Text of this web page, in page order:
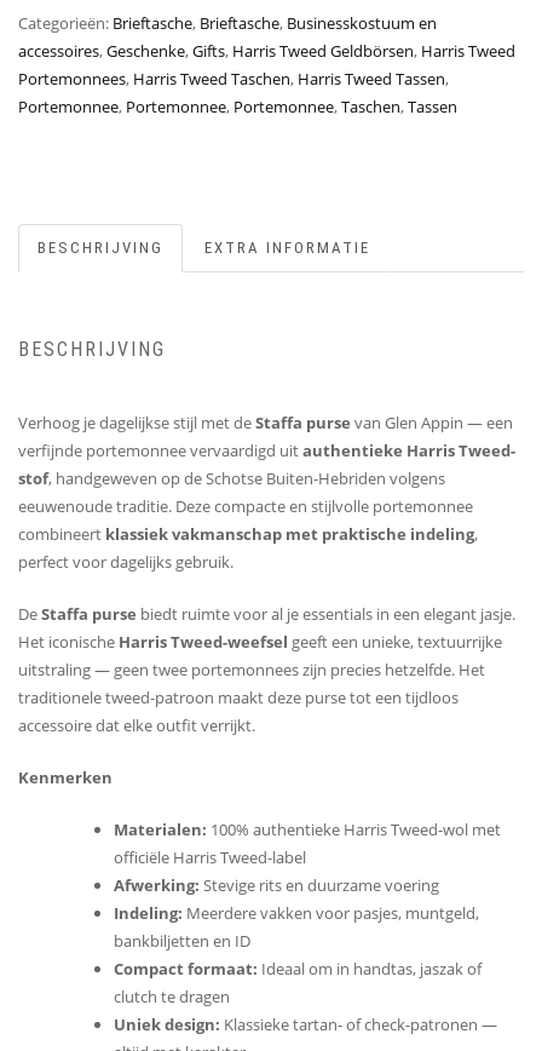
Categorieën: Brieftasche, Brieftasche, Businesskostuum en
accessoires,Geschenke,Gifts, Harris Tweed Geldbörsen, Harris Tweed
Portemonnees, Harris Tweed Taschen, Harris Tweed Tassen,
Portemonnee, Portemonnee, Portemonnee,Taschen,Tassen
BESCHRIJVING EXTRA INFORMATIE
BESCHRIJVING
Verhoog je dagelijkse stijl met deStaffa purse van Glen Appin — een
verfijnde portemonnee vervaardigd uitauthentieke Harris Tweed-
stof, handgeweven op de Schotse Buiten-Hebriden volgens
eeuwenoude traditie. Deze compacte en stijlvolle portemonnee
combineert klassiek vakmanschap met praktische indeling,
perfect voor dagelijks gebruik.
DeStaffa purse biedt ruimte voor al je essentials in een elegant jasje.
Het iconische Harris Tweed-weefsel geeft een unieke, textuurrijke
uitstraling — geen twee portemonnees zijn precies hetzelfde. Het
traditionele tweed-patroon maakt deze purse tot een tijdloos
accessoire dat elke outfit verrijkt.
Kenmerken
Materialen: 100% authentieke Harris Tweed-wol met
officiële Harris Tweed-label
Afwerking: Stevige rits en duurzame voering
Indeling: Meerdere vakken voor pasjes, muntgeld,
bankbiljetten en ID
Compact formaat: Ideaal om in handtas, jaszak of
clutch te dragen
Uniek design: Klassieke tartan- of check-patronen —